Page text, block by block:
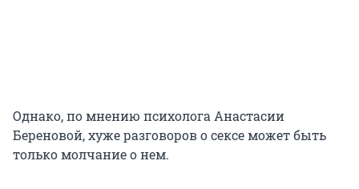
Однако, по мнению психолога Анастасии
Береновой, хуже разговоров о сексе может быть
только молчание о нем.